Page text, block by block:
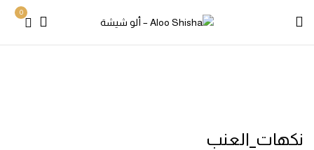
0
نكهات_العنب